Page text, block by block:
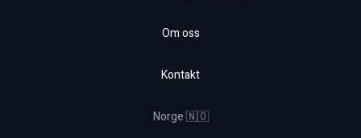
Om oss
Kontakt
Norge 🇳🇴